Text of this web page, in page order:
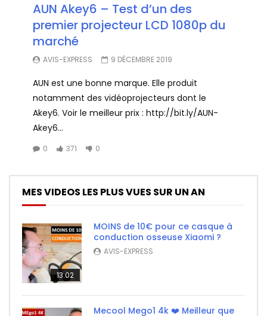
AUN Akey6 – Test d’un des
premier projecteur LCD 1080p du
marché
AVIS-EXPRESS 9 DÉCEMBRE 2019
AUN est une bonne marque. Elle produit
notamment des vidéoprojecteurs dont le
Akey6. Voir le meilleur prix : http://bit.ly/AUN-
Akey6...
0 371 0
MES VIDEOS LES PLUS VUES SUR UN AN
13:02
MOINS de 10€ pour ce casque à
conduction osseuse Xiaomi ?
AVIS-EXPRESS
Mecool Mego1 4k ❤️ Meilleur que